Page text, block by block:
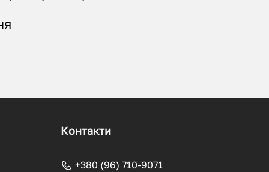
обладнання та інструментів, що поліпшують
безпечність та зручність.
Контакти
+380 (96) 710-9071